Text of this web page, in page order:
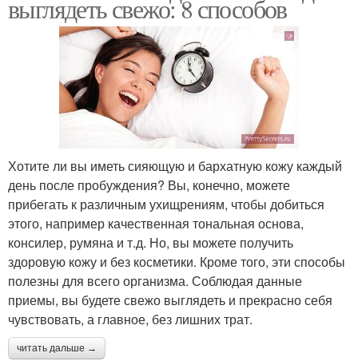
выглядеть свежо: 8 способов
Хотите ли вы иметь сияющую и бархатную кожу каждый
день после пробуждения? Вы, конечно, можете
прибегать к различным ухищрениям, чтобы добиться
этого, например качественная тональная основа,
консилер, румяна и т.д. Но, вы можете получить
здоровую кожу и без косметики. Кроме того, эти способы
полезны для всего организма. Соблюдая данные
приемы, вы будете свежо выглядеть и прекрасно себя
чувствовать, а главное, без лишних трат.
читать дальше →